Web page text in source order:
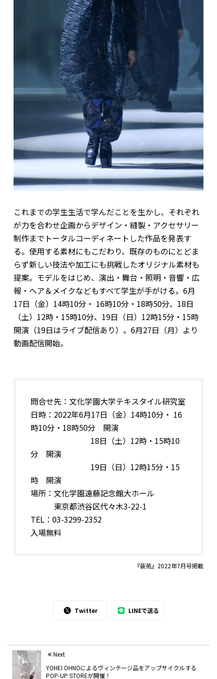
これまでの学生生活で学んだことを生かし、それぞれ
が力を合わせ企画からデザイン・縫製・アクセサリー
制作までトータルコーディネートした作品を発表す
る。使用する素材にもこだわり、既存のものにとどま
らず新しい技法や加工にも挑戦したオリジナル素材も
提案。モデルをはじめ、演出・舞台・照明・音響・広
報・ヘア＆メイクなどもすべて学生が手がける。6月
17日（金）14時10分・ 16時10分・18時50分、18日
（土）12時・15時10分、19日（日）12時15分・15時
開演（19日はライブ配信あり）。6月27日（月）より
動画配信開始。
問合せ先：文化学園大学テキスタイル研究室
日時：2022年6月17日（金）14時10分・ 16
時10分・18時50分開演
18日（土）12時・15時10
分開演
19日（日）12時15分・15
時 開演
場所：文化学園遠藤記念館大ホール
東京都渋谷区代々木3-22-1
TEL：03-3299-2352
入場無料
『装苑』2022年7月号掲載
Twitter LINEで送る
Next
YOHEI OHNOによるヴィンテージ品をアップサイクルする
POP-UP STOREが開催！